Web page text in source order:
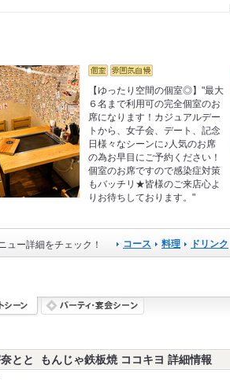
【ゆったり空間の個室◎】"最大
６名まで利用可の完全個室のお
席になります！カジュアルデー
トから、女子会、デート、記念
日様々なシーンに♪人気のお席
の為お早目にご予約ください！
個室のお席ですので感染症対策
もバッチリ★皆様のご来店心よ
りお待ちしております。"
ュー詳細をチェック！ コース 料理 ドリンク
とと もんじゃ鉄板焼 ココキヨ 詳細情報